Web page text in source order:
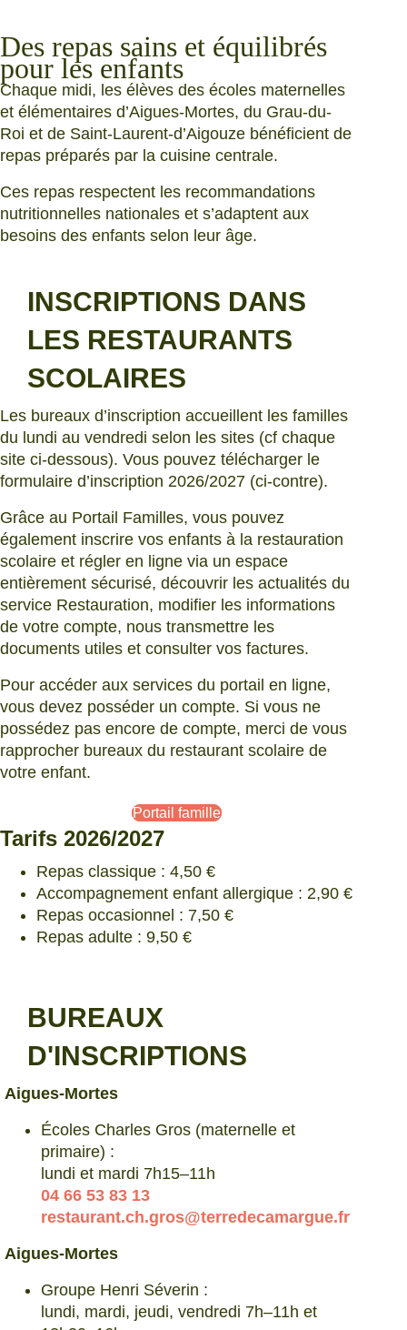
Des repas sains et équilibrés
pour les enfants
Chaque midi, les élèves des écoles maternelles
et élémentaires d’Aigues-Mortes, du Grau-du-
Roi et de Saint-Laurent-d’Aigouze bénéficient de
repas préparés par la cuisine centrale.
Ces repas respectent les recommandations
nutritionnelles nationales et s’adaptent aux
besoins des enfants selon leur âge.
INSCRIPTIONS DANS
LES RESTAURANTS
SCOLAIRES
Les bureaux d’inscription accueillent les familles
du lundi au vendredi selon les sites (cf chaque
site ci-dessous). Vous pouvez télécharger le
formulaire d’inscription 2026/2027 (ci-contre).
Grâce au Portail Familles, vous pouvez
également inscrire vos enfants à la restauration
scolaire et régler en ligne via un espace
entièrement sécurisé, découvrir les actualités du
service Restauration, modifier les informations
de votre compte, nous transmettre les
documents utiles et consulter vos factures.
Pour accéder aux services du portail en ligne,
vous devez posséder un compte. Si vous ne
possédez pas encore de compte, merci de vous
rapprocher bureaux du restaurant scolaire de
votre enfant.
Portail famille
Tarifs 2026/2027
Repas classique : 4,50 €
Accompagnement enfant allergique : 2,90 €
Repas occasionnel : 7,50 €
Repas adulte : 9,50 €
BUREAUX
D'INSCRIPTIONS
Aigues-Mortes
Écoles Charles Gros (maternelle et
primaire) :
lundi et mardi 7h15–11h
04 66 53 83 13
restaurant.ch.gros@terredecamargue.fr
Aigues-Mortes
Groupe Henri Séverin :
lundi, mardi, jeudi, vendredi 7h–11h et